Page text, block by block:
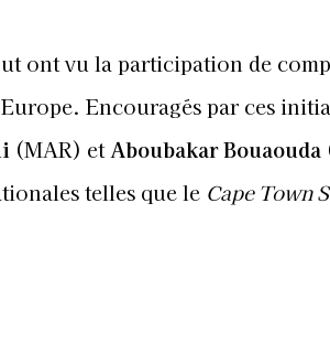
ont vu la participation de
Encouragés par ces
(MAR) et Aboubakar Bouaouda
telles que le Cape Town